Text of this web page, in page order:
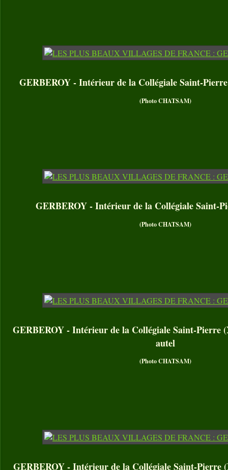
GERBEROY - Intérieur de la Collégiale Saint-
(Photo CHATSAM)
GERBEROY - Intérieur de la Collégiale Saint-
(Photo CHATSAM)
GERBEROY - Intérieur de la Collégiale Saint-Pierre
autel
(Photo CHATSAM)
GERBEROY - Intérieur de la Collégiale Saint-Pierre